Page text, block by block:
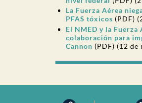
La Fuerza Aérea
PFAS tóxicos (PDF)
El NMED y la Fuerza
colaboración para
Cannon (PDF) (12 de